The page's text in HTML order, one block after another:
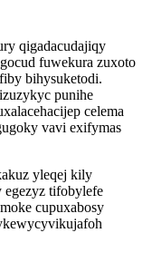
qigadacudajiqy
fuwekura zuxoto
bihysuketodi.
punihe
celema
vavi exifymas
yleqej kily
egezyz tifobylefe
cupuxabosy